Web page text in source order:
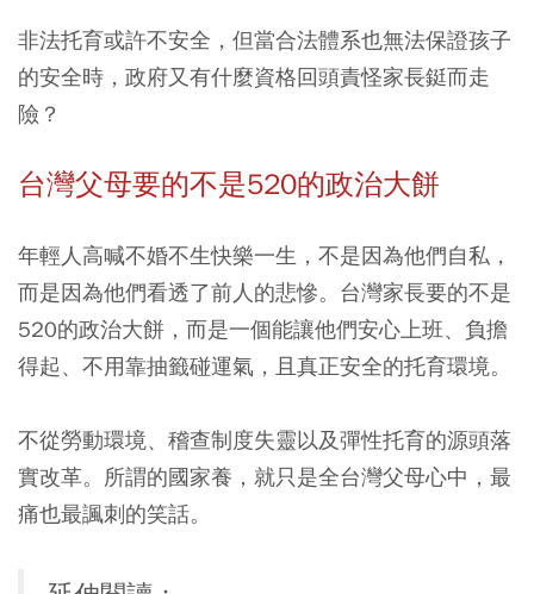
非法托育或許不安全，但當合法體系也無法保證孩子
的安全時，政府又有什麼資格回頭責怪家長鋌而走
險？
台灣父母要的不是520的政治大餅
年輕人高喊不婚不生快樂一生，不是因為他們自私，
而是因為他們看透了前人的悲慘。台灣家長要的不是
520的政治大餅，而是一個能讓他們安心上班、負擔
得起、不用靠抽籤碰運氣，且真正安全的托育環境。
不從勞動環境、稽查制度失靈以及彈性托育的源頭落
實改革。所謂的國家養，就只是全台灣父母心中，最
痛也最諷刺的笑話。